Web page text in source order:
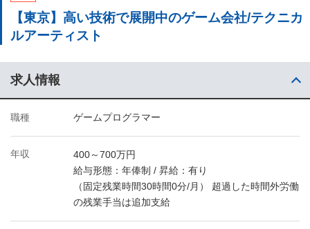
【東京】高い技術で展開中のゲーム会社/テクニカ
ルアーティスト
求人情報
職種 ゲームプログラマー
年収
400～700万円
給与形態：年俸制 / 昇給：有り
（固定残業時間30時間0分/月） 超過した時間外労働
の残業手当は追加支給